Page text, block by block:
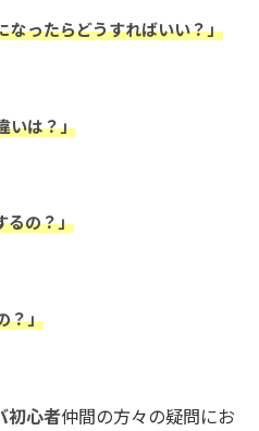
なったらどうすればいい？」
いは？」
るの？」
？」
初心者仲間の方々の疑問にお